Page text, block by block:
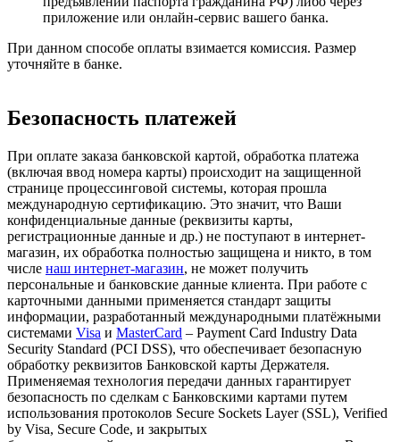
приложение или онлайн-сервис вашего банка.
При данном способе оплаты взимается комиссия. Размер
уточняйте в банке.
Безопасность платежей
При оплате заказа банковской картой, обработка платежа
(включая ввод номера карты) происходит на защищенной
странице процессинговой системы, которая прошла
международную сертификацию. Это значит, что Ваши
конфиденциальные данные (реквизиты карты,
регистрационные данные и др.) не поступают в интернет-
магазин, их обработка полностью защищена и никто, в том
числе наш интернет-магазин, не может получить
персональные и банковские данные клиента. При работе с
карточными данными применяется стандарт защиты
информации, разработанный международными платёжными
системами Visa и MasterCard – Payment Card Industry Data
Security Standard (PCI DSS), что обеспечивает безопасную
обработку реквизитов Банковской карты Держателя.
Применяемая технология передачи данных гарантирует
безопасность по сделкам с Банковскими картами путем
использования протоколов Secure Sockets Layer (SSL), Verified
by Visa, Secure Code, и закрытых